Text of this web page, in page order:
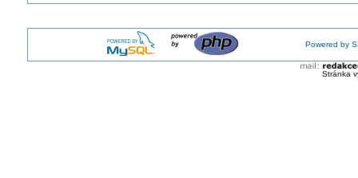
Powered by
Stránka